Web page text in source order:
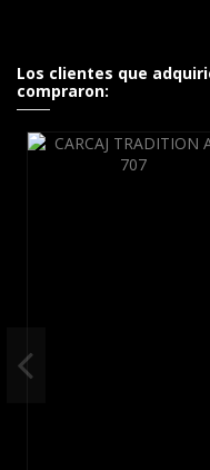
Los clientes que
compraron: